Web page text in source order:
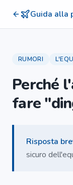
Guida alla
RUMORI
Perché
fare
Risposta
sicuro